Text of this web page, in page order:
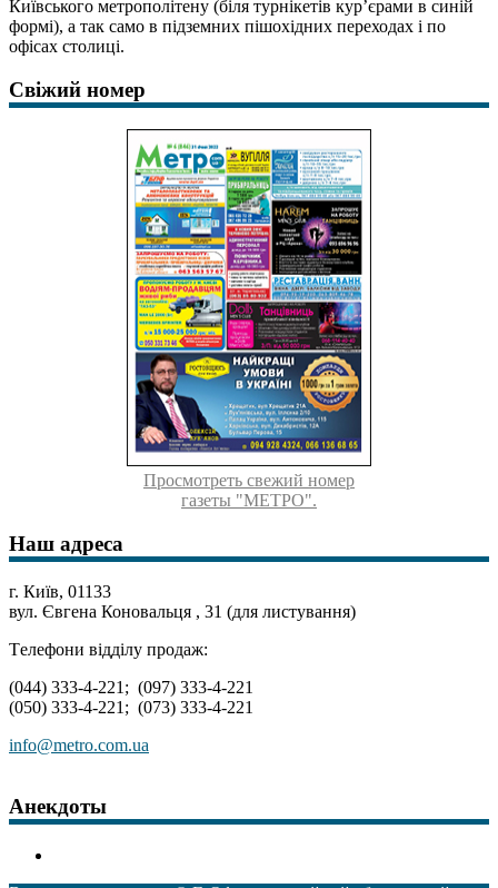
Київського метрополітену (біля турнікетів кур’єрами в синій
формі), а так само в підземних пішохідних переходах і по
офісах столиці.
Свіжий номер
Просмотреть свежий номер
газеты "МЕТРО".
Наш адреса
г. Київ, 01133
вул. Євгена Коновальця , 31 (для листування)
Tелефони відділу продаж:
(044) 333-4-221; (097) 333-4-221
(050) 333-4-221; (073) 333-4-221
info@metro.com.ua
Анекдоты